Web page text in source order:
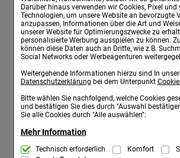
Darüber hinaus verwenden wir Cookies, Pixel und
Technologien, um unsere Website an bevorzugte
anzupassen, Informationen über die Art und
unserer Website für Optimierungszwecke zu
personalisierte Werbung ausspielen zu können.
können diese Daten auch an Dritte, wie z.B.
Social Networks oder Werbeagenturen
Weitergehende Informationen hierzu sind In
Datenschutzerklärung bei dem Unterpunkt
Bitte wählen Sie nachfolgend, welche Cookies
und bestätigen Sie dies durch "Auswahl
Sie alle Cookies durch "Alle auswählen":
Mehr Information
Technisch Notwendig:Hierbei handelt es sich
Technisch erforderlich Komfort
Schwangerschaft und Stillzeit:
Wie alle Arzneimittel sollte Chamomilla
Rh in Schwangerschaft und Stillzeit nur
mit dem Arzt angewendet werden.
Wechselwirkungen mit anderen
Apotheker, wenn Sie andere Arzneimittel
vor kurzem angewendet haben, auch wenn
nicht verschreibungspflichtige Arzneimittel
3. WIE IST CHAMOMILLA CUPRO CULTA,